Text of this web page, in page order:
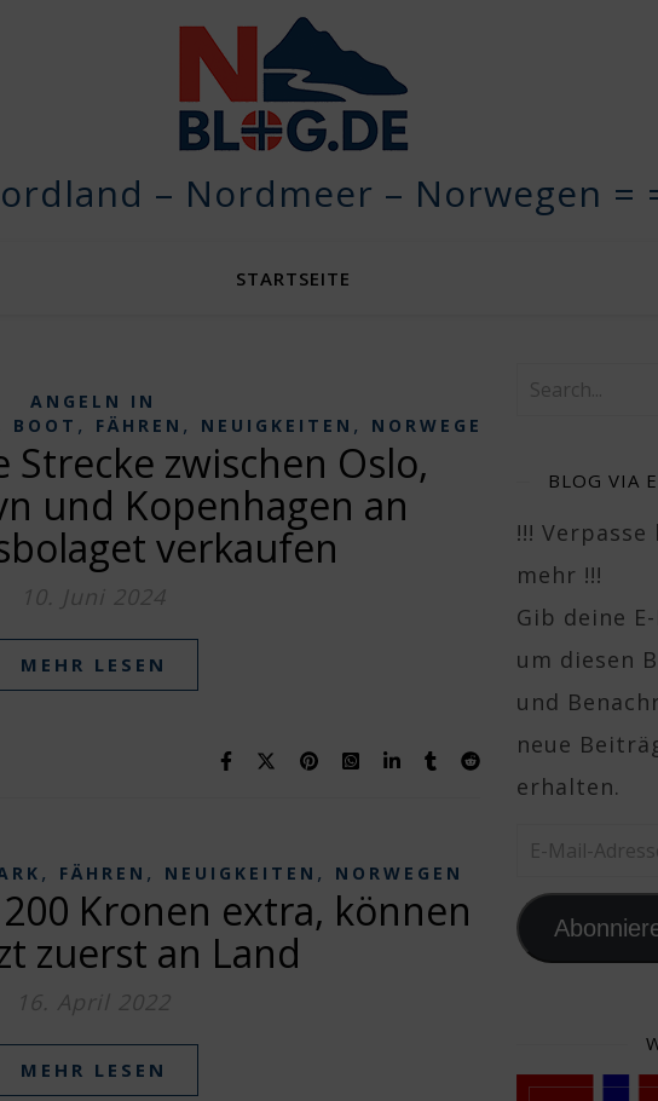
– Nordmeer – Norwegen =
STARTSEITE
ANGELN IN
BOOT , FÄHREN , NEUIGKEITEN , NORWEGEN
Strecke zwischen Oslo,
und Kopenhagen an
verkaufen
10. Juni 2024
MEHR LESEN
, FÄHREN , NEUIGKEITEN , NORWEGEN
Kronen extra, können
zuerst an Land
16. April 2022
MEHR LESEN
BLOG VIA
!!!
mehr !!!
Gib deine
um diesen
und
neue
erhalten.
E-Mail-